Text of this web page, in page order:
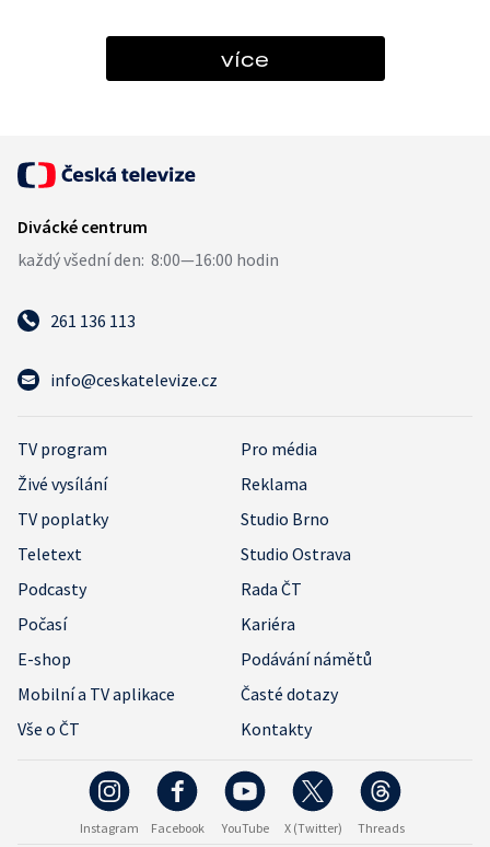
více
261 136 113
info@ceskatelevize.cz
TV program
Pro média
Živé vysílání
Reklama
TV poplatky
Studio Brno
Teletext
Studio Ostrava
Podcasty
Rada ČT
Počasí
Kariéra
E-shop
Podávání námětů
Mobilní a TV aplikace
Časté dotazy
Vše o ČT
Kontakty
Instagram Facebook YouTube X (Twitter) Threads